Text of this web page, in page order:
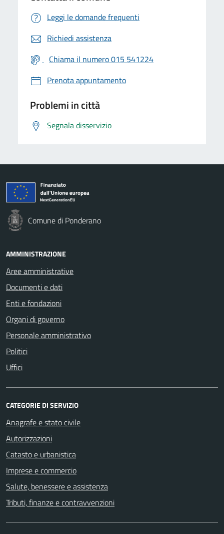
Leggi le domande frequenti
Richiedi assistenza
Chiama il numero 015 541224
Prenota appuntamento
Problemi in città
Segnala disservizio
Comune di Ponderano
AMMINISTRAZIONE
Aree amministrative
Documenti e dati
Enti e fondazioni
Organi di governo
Personale amministrativo
Politici
Uffici
CATEGORIE DI SERVIZIO
Anagrafe e stato civile
Autorizzazioni
Catasto e urbanistica
Imprese e commercio
Salute, benessere e assistenza
Tributi, finanze e contravvenzioni